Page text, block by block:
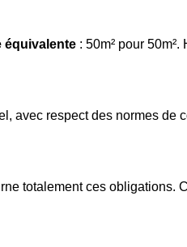
équivalente : 50m² pour
avec respect des normes de
totalement ces obligations.